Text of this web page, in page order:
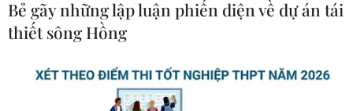
TIN CÙNG CHUYÊN MỤC
Bẻ gãy những lập luận phiến diện về dự án tái
thiết sông Hồng